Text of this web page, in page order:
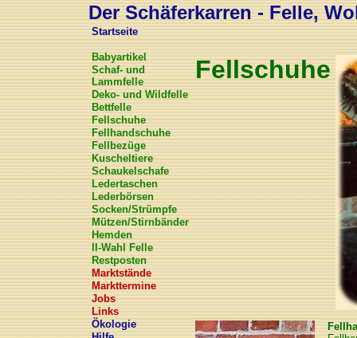
Der Schäferkarren - Felle,
Startseite
Babyartikel
Schaf- und
Lammfelle
Deko- und Wildfelle
Bettfelle
Fellschuhe
Fellhandschuhe
Fellbezüge
Kuscheltiere
Schaukelschafe
Ledertaschen
Lederbörsen
Socken/Strümpfe
Mützen/Stirnbänder
Hemden
II-Wahl Felle
Restposten
Marktstände
Markttermine
Jobs
Links
Ökologie
Fellschuhe